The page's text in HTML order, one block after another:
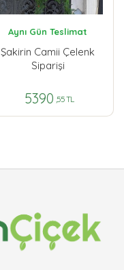
Aynı Gün Teslimat
Şakirin Camii Çelenk
Siparişi
5390 ,55 TL